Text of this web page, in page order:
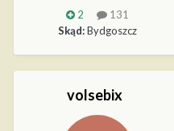
2
131
Skąd:Bydgoszcz
volsebix